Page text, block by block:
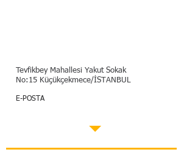
Tevfikbey Mahallesi Yakut Sokak
No:15 Küçükçekmece/İSTANBUL
E-POSTA